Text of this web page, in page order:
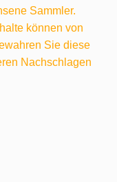
Sammler.
können von
Sie diese
Nachschlagen